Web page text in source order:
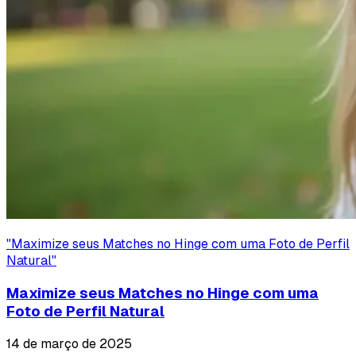
"Maximize seus Matches no Hinge com uma Foto de Perfil
Natural"
Maximize seus Matches no Hinge com uma
Foto de Perfil Natural
14 de março de 2025